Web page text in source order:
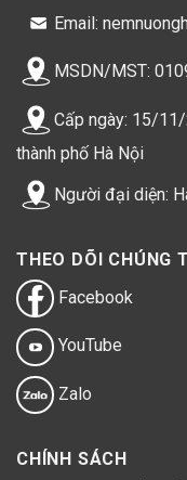
Email:
MSDN/MST:
Cấp ngày: 15/
thành phố Hà Nội
Người đại diện:
THEO DÕI CHÚNG
Facebook
YouTube
Zalo
CHÍNH SÁCH